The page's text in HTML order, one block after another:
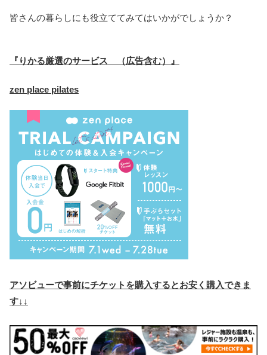
皆さんの暮らしにも役立ててみてはいかがでしょうか？
『りかる厳選のサービス （広告含む）』
zen place pilates
アソビューで事前にチケットを購入するとお安く購入できま
す↓↓